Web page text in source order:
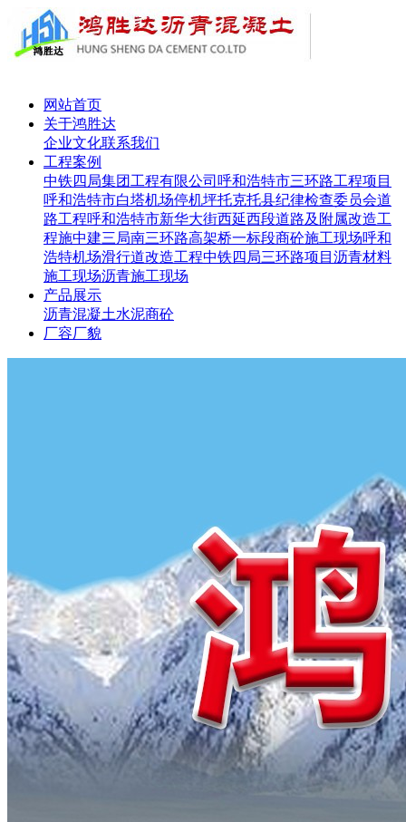
网站首页
关于鸿胜达
企业文化联系我们
工程案例
中铁四局集团工程有限公司呼和浩特市三环路工程项目
呼和浩特市白塔机场停机坪托克托县纪律检查委员会道
路工程呼和浩特市新华大街西延西段道路及附属改造工
程施中建三局南三环路高架桥一标段商砼施工现场呼和
浩特机场滑行道改造工程中铁四局三环路项目 沥青材料
施工现场沥青施工现场
产品展示
沥青混凝土水泥商砼
厂容厂貌